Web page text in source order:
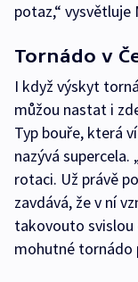
potaz,“ vysvětluje
Tornádo v
I když výskyt
můžou nastat i
Typ bouře, která
nazývá
rotaci. Už právě
zavdává, že v ní
takovouto svislou
mohutné tornádo